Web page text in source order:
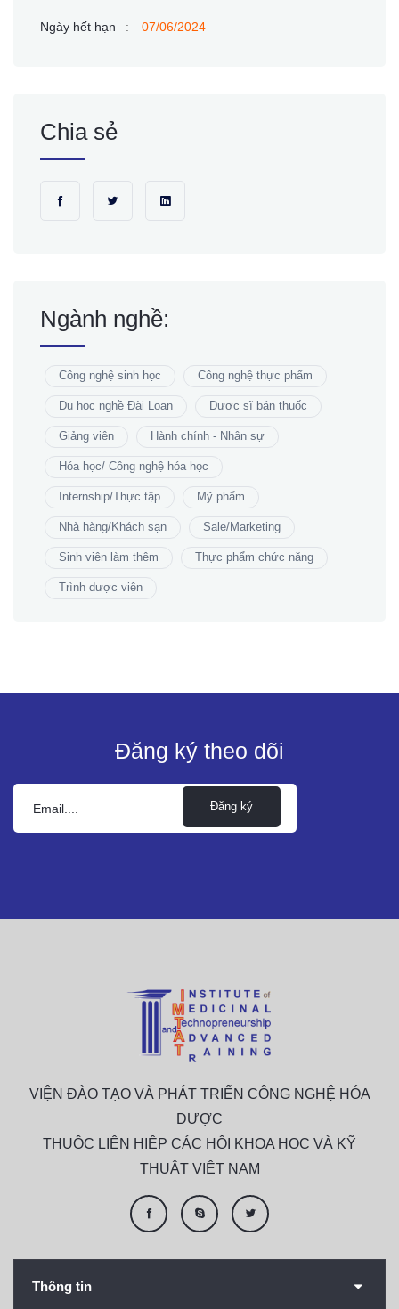
Ngày hết hạn : 07/06/2024
Chia sẻ
Ngành nghề:
Công nghệ sinh học Công nghệ thực phẩm
Du học nghề Đài Loan Dược sĩ bán thuốc
Giảng viên Hành chính - Nhân sự
Hóa học/ Công nghệ hóa học
Internship/Thực tập Mỹ phẩm
Nhà hàng/Khách sạn Sale/Marketing
Sinh viên làm thêm Thực phẩm chức năng
Trình dược viên
Đăng ký theo dõi
Đăng ký
VIỆN ĐÀO TẠO VÀ PHÁT TRIỂN CÔNG NGHỆ HÓA
DƯỢC
THUỘC LIÊN HIỆP CÁC HỘI KHOA HỌC VÀ KỸ
THUẬT VIỆT NAM
Thông tin